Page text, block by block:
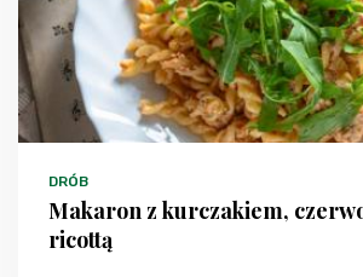
DRÓB
Makaron z kurczakiem,
ricottą